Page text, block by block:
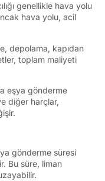
genellikle hava yolu
hava yolu, acil
depolama, kapıdan
toplam maliyeti
eşya gönderme
diğer harçlar,
gönderme süresi
Bu süre, liman